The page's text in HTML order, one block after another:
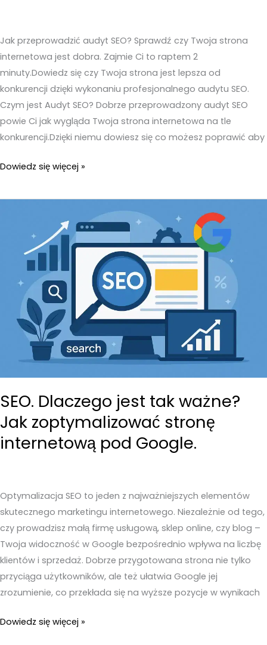
Jak przeprowadzić audyt SEO? Sprawdź czy Twoja strona
internetowa jest dobra. Zajmie Ci to raptem 2
minuty.Dowiedz się czy Twoja strona jest lepsza od
konkurencji dzięki wykonaniu profesjonalnego audytu SEO.
Czym jest Audyt SEO? Dobrze przeprowadzony audyt SEO
powie Ci jak wygląda Twoja strona internetowa na tle
konkurencji.Dzięki niemu dowiesz się co możesz poprawić aby
Jak
audyt
strona
minuty.
Dowiedz się więcej »
SEO. Dlaczego jest tak ważne?
Jak zoptymalizować stronę
internetową pod Google.
Optymalizacja SEO to jeden z najważniejszych elementów
skutecznego marketingu internetowego. Niezależnie od tego,
czy prowadzisz małą firmę usługową, sklep online, czy blog –
Twoja widoczność w Google bezpośrednio wpływa na liczbę
klientów i sprzedaż. Dobrze przygotowana strona nie tylko
przyciąga użytkowników, ale też ułatwia Google jej
zrozumienie, co przekłada się na wyższe pozycje w wynikach
SEO.
Dowiedz się więcej »